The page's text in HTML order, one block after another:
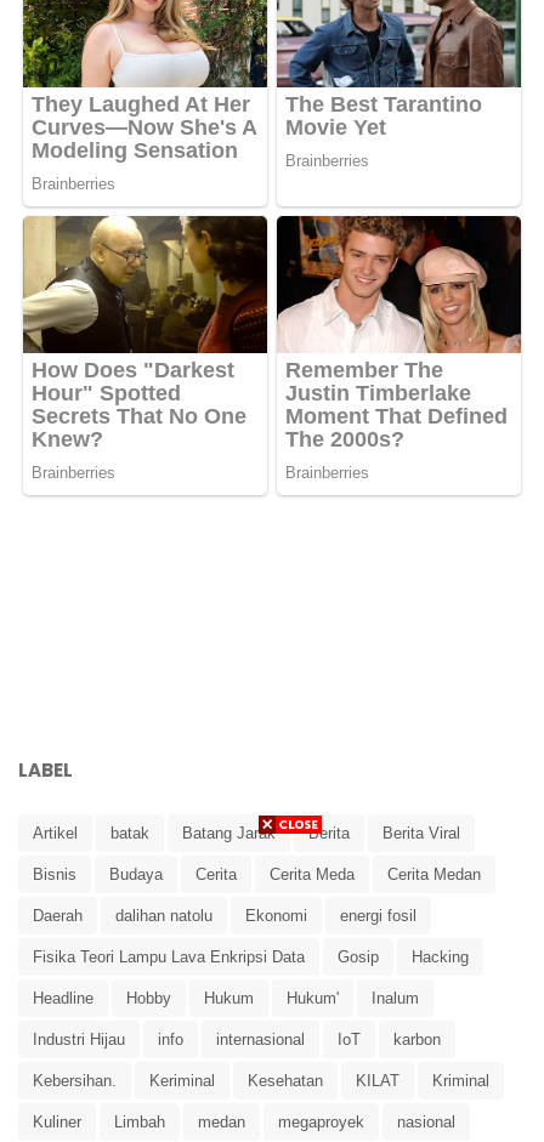
LABEL
Artikel batak Batang Jarak Berita Berita Viral
Bisnis Budaya Cerita Cerita Meda Cerita Medan
Daerah dalihan natolu Ekonomi energi fosil
Fisika Teori Lampu Lava Enkripsi Data Gosip Hacking
Headline Hobby Hukum Hukum' Inalum
Industri Hijau info internasional IoT karbon
Kebersihan. Keriminal Kesehatan KILAT Kriminal
Kuliner Limbah medan megaproyek nasional